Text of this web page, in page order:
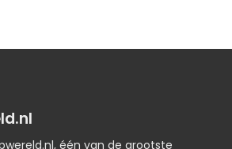
één van de grootste